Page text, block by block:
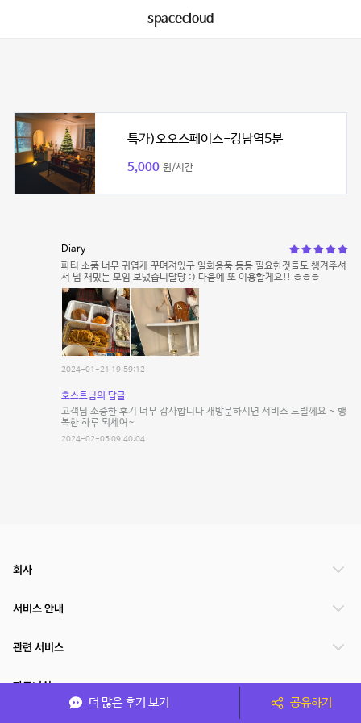
spacecloud
특가)오오스페이스-강남역5분
5,000 원/시간
Diary
파티 소품 너무 귀엽게 꾸며져있구 일회용품 등등 필요한것들도 챙겨주셔
서 넘 재밌는 모임 보냈습니달당 :) 다음에 또 이용할게요!! ㅎㅎㅎ
2024-01-21 19:59:12
호스트님의 답글
고객님 소중한 후기 너무 감사합니다 재방문하시면 서비스 드릴께요 ~ 행
복한 하루 되세여~
2024-02-05 09:40:04
더 많은 후기 보기 공유하기
회사
서비스 안내
관련 서비스
파트너쉽